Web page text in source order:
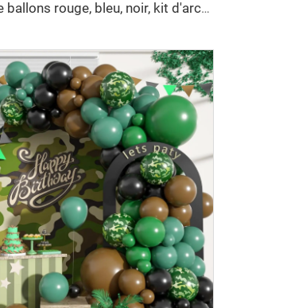
Kit d'arche de ballons rouge, bleu, noir, kit d'arche de ballons Spiderman, ballons rouges, bleus et noirs, décorations de fête sur le thème de Spiderman